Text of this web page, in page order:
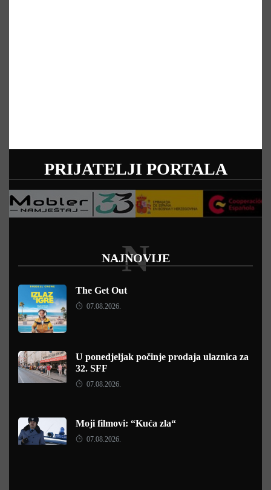
PRIJATELJI PORTALA
NAJNOVIJE
N
The Get Out
07.08.2026.
U ponedjeljak počinje prodaja ulaznica za
32. SFF
07.08.2026.
Moji filmovi: “Kuća zla“
07.08.2026.